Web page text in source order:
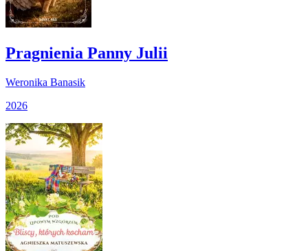
Pragnienia Panny Julii
Weronika Banasik
2026